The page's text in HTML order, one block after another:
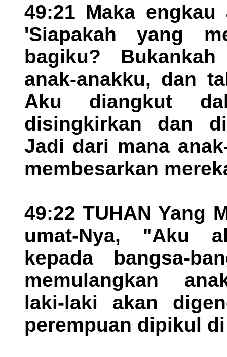
49:21 Maka
'Siapakah yang
bagiku?
anak-anakku, dan
Aku diangkut
disingkirkan dan
Jadi dari mana
membesarkan
49:22 TUHAN Yang
umat-Nya, "Aku
kepada bangsa-
memulangkan
laki-laki akan
perempuan dipikul